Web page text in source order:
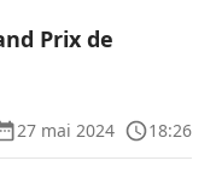
Prix de
27 mai 2024
18:26